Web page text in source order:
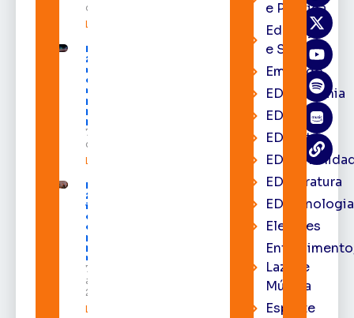
de 2026
Leia mais »
Expofeira
2026 começa
neste sábado
com shows,
negócios e
programação
para todos os
públicos
7 de agosto
de 2026
Leia mais »
Expofeira
2026
impulsiona
economia
e aumenta
procura
por hotéis
na capital
7 de
agosto de
2026
Leia mais »
e Política
Educação
e Saúde
Emprego
EDacademia
EDbrasília
EDcast
EDliteratura
EDtecnologia
Eleições
Lazer e
Música
Esporte